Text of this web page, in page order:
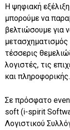
Η ψηφιακή
μπορούμε να
βελτιώσουμε για
τέσσερις
λογιστές, τις
και πληροφορικής.
Σε πρόσφατο
soft (i-spirit
Λογιστικού